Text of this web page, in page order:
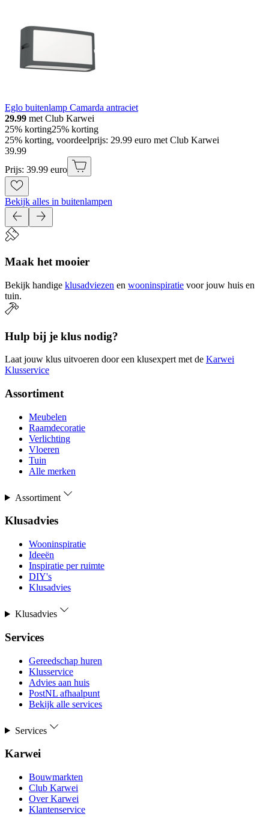
Eglo buitenlamp Camarda antraciet
29.99 met Club Karwei
25% korting25% korting
25% korting, voordeelprijs: 29.99 euro met Club Karwei
39.99
Prijs: 39.99 euro
Bekijk alles in buitenlampen
Maak het mooier
Bekijk handige klusadviezen en wooninspiratie voor jouw huis en
tuin.
Hulp bij je klus nodig?
Laat jouw klus uitvoeren door een klusexpert met de Karwei
Klusservice
Assortiment
Meubelen
Raamdecoratie
Verlichting
Vloeren
Tuin
Alle merken
Assortiment
Klusadvies
Wooninspiratie
Ideeën
Inspiratie per ruimte
DIY's
Klusadvies
Klusadvies
Services
Gereedschap huren
Klusservice
Advies aan huis
PostNL afhaalpunt
Bekijk alle services
Services
Karwei
Bouwmarkten
Club Karwei
Over Karwei
Klantenservice